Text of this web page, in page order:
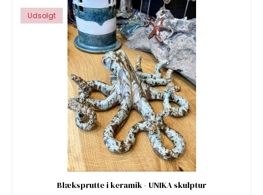
Udsolgt
Blæksprutte i keramik - UNIKA skulptur